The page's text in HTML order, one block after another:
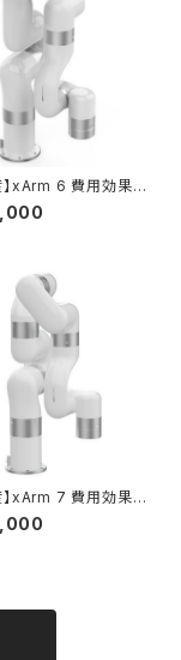
】xArm 6 費用効果
ボットアーム
】xArm 7 費用効果
ボットアーム